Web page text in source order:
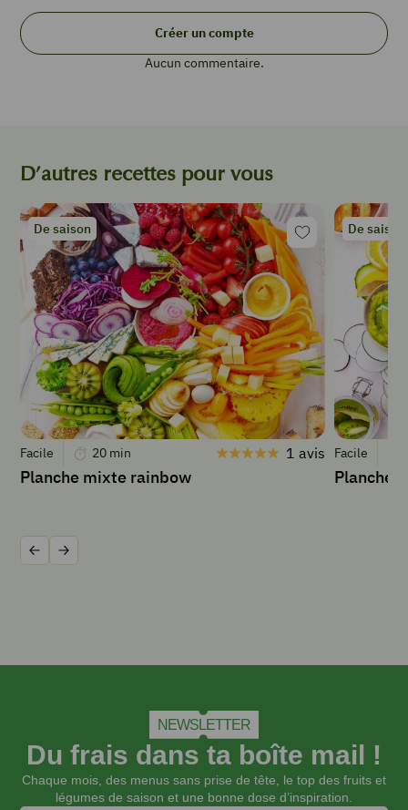
g
180
g
de
farine
½
sachet
de
levure
150
g
de
cerneaux
de
noix
1
pincée
de
INSTRUCTIONS
four
Dans
une
poêle
déposer
Créer un compte
Aucun commentaire.
D’autres recettes pour vous
De saison
Facile 20 min 1 avis
Planche mixte rainbow
De saison
Facile
Planche
Précédent
Suivant
NEWSLETTER
Du frais dans ta boîte mail !
Chaque mois, des menus sans prise de tête, le top des fruits et
légumes de saison et une bonne dose d’inspiration.